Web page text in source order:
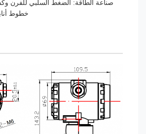
صناعة الطاقة: الضغط السلبي للفرن وكشف
خطوط أنابيب